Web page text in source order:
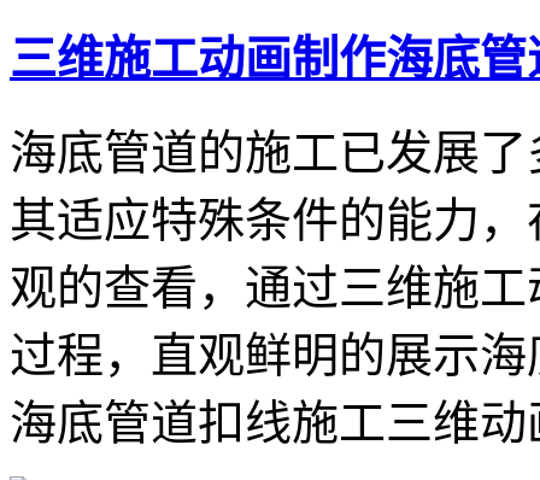
三维施工动画制作海底
海底管道的施工已发展
其适应特殊条件的能力
观的查看，通过三维施
过程，直观鲜明的展示
海底管道扣线施工三维